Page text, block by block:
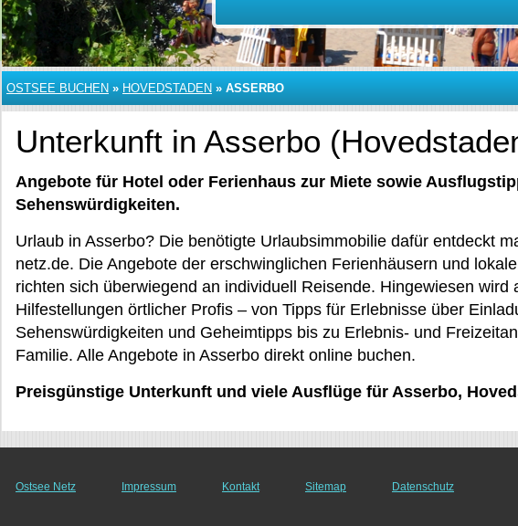
OSTSEE BUCHEN » HOVEDSTADEN » ASSERBO
Unterkunft in Asserbo
Angebote für Hotel oder Ferienhaus zur Miete sowie
Sehenswürdigkeiten.
Urlaub in Asserbo? Die benötigte Urlaubsimmobilie dafür entdeckt
netz.de. Die Angebote der erschwinglichen Ferienhäusern und
richten sich überwiegend an individuell Reisende. Hingewiesen wird
Hilfestellungen örtlicher Profis – von Tipps für Erlebnisse über
Sehenswürdigkeiten und Geheimtipps bis zu Erlebnis- und
Familie. Alle Angebote in Asserbo direkt online buchen.
Preisgünstige Unterkunft und viele Ausflüge für Asserbo,
Ostsee Netz Impressum Kontakt Sitemap Datenschutz